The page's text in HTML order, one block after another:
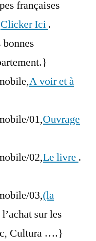
françaises
Clicker Ici .
A voir et à
01,Ouvrage
02,Le livre .
03,(la
sur les
Cultura ….}